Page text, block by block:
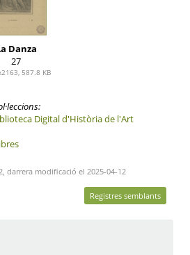
Danza
27
587.8 KB
Digital d'Història de l'Art
darrera modificació el 2025-04-12
Registres semblants